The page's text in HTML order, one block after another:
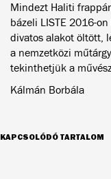
Mindezt Haliti
bázeli LISTE 2016-
divatos alakot öltött,
a nemzetközi
tekinthetjük a
Kálmán Borbála
KAPCSOLÓDÓ TARTALOM